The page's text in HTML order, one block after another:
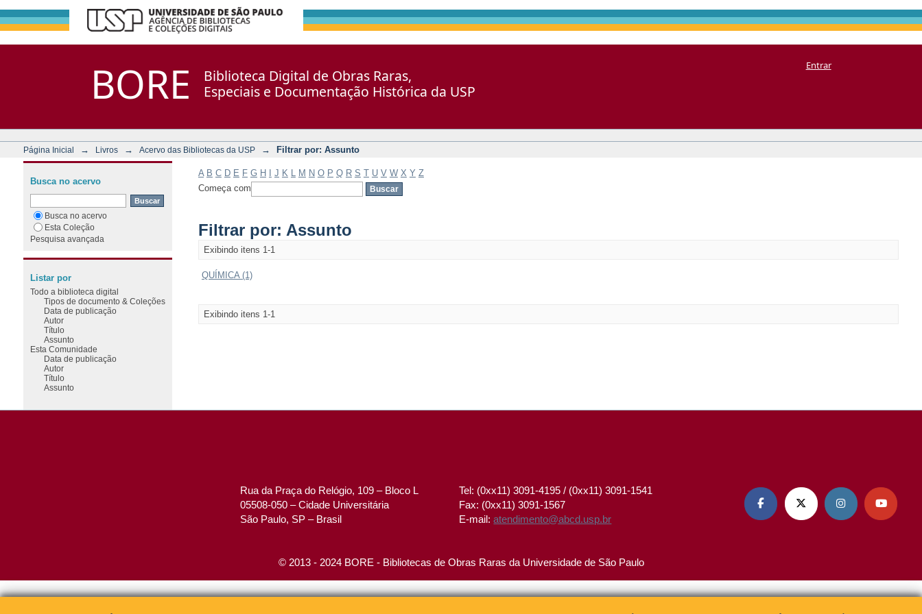
BORE
Biblioteca Digital de Obras Raras,
Especiais e Documentação Histórica da USP
Entrar
Página Inicial → Livros → Acervo das Bibliotecas da USP → Filtrar por: Assunto
A B C D E F G H J K M N O P Q R S T U V W X Y Z
Começa com
Filtrar por: Assunto
Exibindo itens 1-1
QUÍMICA (1)
Exibindo itens 1-1
Busca no acervo
Busca no acervo
Esta Coleção
Pesquisa avançada
Listar por
Todo a biblioteca digital
Tipos de documento & Coleções
Data de publicação
Autor
Título
Assunto
Esta Comunidade
Data de publicação
Autor
Título
Assunto
Rua da Praça do Relógio, 109 – Bloco L
05508-050 – Cidade Universitária
São Paulo, SP – Brasil
Tel: (0xx11) 3091-4195 / (0xx11) 3091-1541
Fax: (0xx11) 3091-1567
E-mail:atendimento@abcd.usp.br
   
© 2013 - 2024 BORE - Bibliotecas de Obras Raras da Universidade de São Paulo